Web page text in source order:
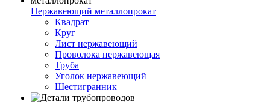
Нержавеющий металлопрокат
Квадрат
Круг
Лист нержавеющий
Проволока нержавеющая
Труба
Уголок нержавеющий
Шестигранник